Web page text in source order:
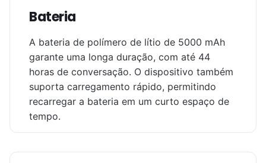
Bateria
A bateria de polímero de lítio de 5000 mAh
garante uma longa duração, com até 44
horas de conversação. O dispositivo também
suporta carregamento rápido, permitindo
recarregar a bateria em um curto espaço de
tempo.